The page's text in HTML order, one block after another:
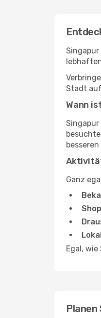
Stadt
Wann
Singapur
Ganz
Egal,
Planen